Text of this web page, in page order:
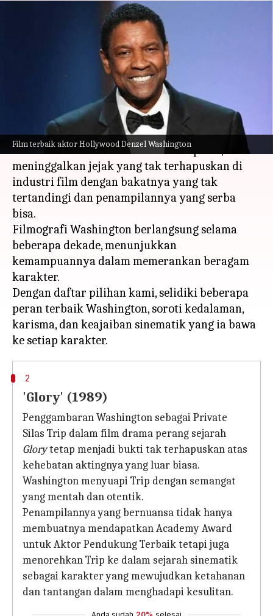
Film terbaik aktor Hollywood Denzel Washington
'Malcolm X' hingga 'Fences':
Penampilan terbaik Denzel
Washington
Dec 26, 2023 11:49 am
Apa ceritanya
Aktor Hollywood Denzel Washington, seorang
tokoh ikonik dalam sinema kontemporer, telah
meninggalkan jejak yang tak terhapuskan di
industri film dengan bakatnya yang tak
tertandingi dan penampilannya yang serba
bisa.
Filmografi Washington berlangsung selama
beberapa dekade, menunjukkan
kemampuannya dalam memerankan beragam
karakter.
Dengan daftar pilihan kami, selidiki beberapa
peran terbaik Washington, soroti kedalaman,
karisma, dan keajaiban sinematik yang ia bawa
2
'Glory' (1989)
Penggambaran Washington sebagai Private
Silas Trip dalam film drama perang sejarah
Glorytetap menjadi bukti tak terhapuskan atas
kehebatan aktingnya yang luar biasa.
Washington menyuapi Trip dengan semangat
yang mentah dan otentik.
Penampilannya yang bernuansa tidak hanya
membuatnya mendapatkan Academy Award
untuk Aktor Pendukung Terbaik tetapi juga
menorehkan Trip ke dalam sejarah sinematik
sebagai karakter yang mewujudkan ketahanan
dan tantangan dalam menghadapi kesulitan.